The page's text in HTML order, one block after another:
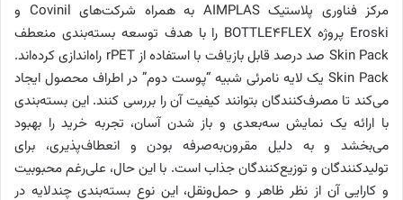
مرکز فناوری پلاستیک AIMPLAS به همراه شرکت‌های Covinil و
Eroski پروژه BOTTLE4FLEX را با هدف توسعه بسته‌بندی منعطف
Skin Pack صد درصد قابل بازیافت با استفاده از rPET راه‌اندازی کرده‌اند.
Skin Pack یک لایه نامرئی شبیه “پوست دوم” در اطراف محصول ایجاد
می‌کند تا مصرف‌کنندگان بتوانند کیفیت آن را بررسی کنند. این بسته‌بندی
با ارائه یک نمایش سه‌بعدی و باز شدن آسان، تجربه خرید را بهبود
می‌بخشد و به دلیل مقرون‌به‌صرفه بودن و انعطاف‌پذیری، برای
تولیدکنندگان و توزیع‌کنندگان جذاب است. با این حال، علی‌رغم محبوبیت
و کارایی آن از نظر ظاهر و حمل‌ونقل، این نوع بسته‌بندی چندلایه در